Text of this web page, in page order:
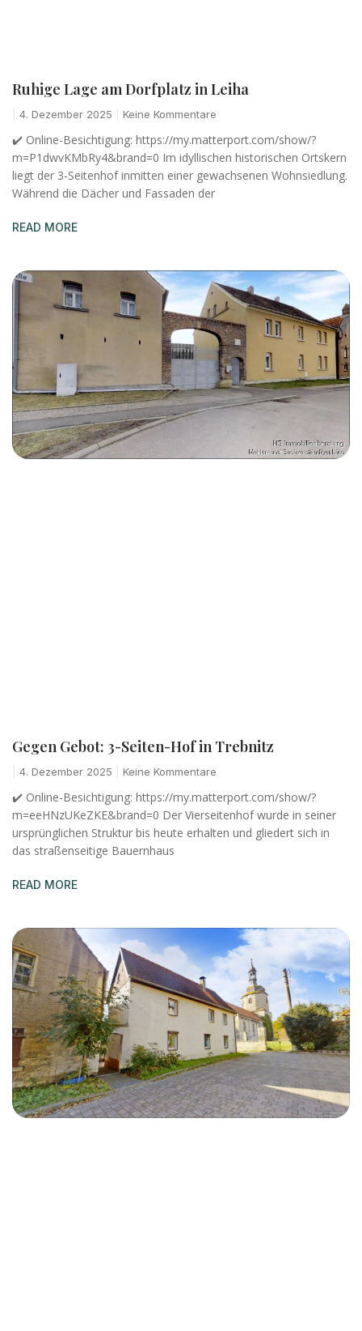
Ruhige Lage am Dorfplatz in Leiha
4. Dezember 2025 Keine Kommentare
✔️ Online-Besichtigung: https://my.matterport.com/show/?
m=P1dwvKMbRy4&brand=0 Im idyllischen historischen Ortskern
liegt der 3-Seitenhof inmitten einer gewachsenen Wohnsiedlung.
Während die Dächer und Fassaden der
READ MORE
Gegen Gebot: 3-Seiten-Hof in Trebnitz
4. Dezember 2025 Keine Kommentare
✔️ Online-Besichtigung: https://my.matterport.com/show/?
m=eeHNzUKeZKE&brand=0 Der Vierseitenhof wurde in seiner
ursprünglichen Struktur bis heute erhalten und gliedert sich in
das straßenseitige Bauernhaus
READ MORE